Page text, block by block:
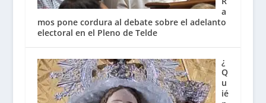
a
mos pone cordura al debate sobre el adelanto
electoral en el Pleno de Telde
¿
Q
u
ié